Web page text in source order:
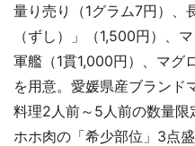
量り売り（1グラム7円）、
（ずし）」（1,500円）、
軍艦（1貫1,000円）、マグ
を用意。愛媛県産ブランド
料理2人前～5人前の数量限
ホホ肉の「希少部位」3点